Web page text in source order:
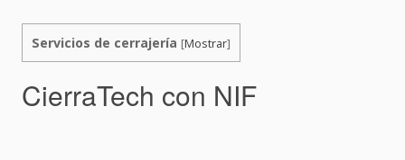
Servicios de cerrajería [Mostrar]
CierraTech con NIF